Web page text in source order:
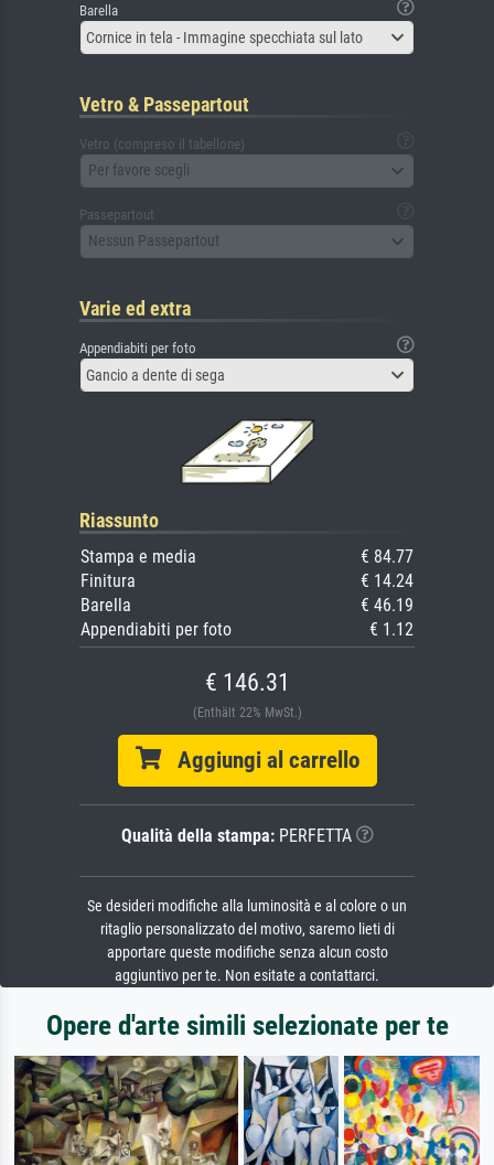
Barella
Cornice in tela - Immagine specchiata sul lato
Vetro & Passepartout
Vetro (compreso il tabellone)
Per favore scegli
Passepartout
Nessun Passepartout
Varie ed extra
Appendiabiti per foto
Gancio a dente di sega
Riassunto
Stampa e media
€ 84.77
Finitura
€ 14.24
Barella
€ 46.19
Appendiabiti per foto
€ 1.12
€ 146.31
(Enthält 22% MwSt.)
Aggiungi al carrello
Qualità della stampa:PERFETTA
Se desideri modifiche alla luminosità e al colore o un
ritaglio personalizzato del motivo, saremo lieti di
apportare queste modifiche senza alcun costo
aggiuntivo per te. Non esitate a contattarci.
Opere d'arte simili selezionate per te